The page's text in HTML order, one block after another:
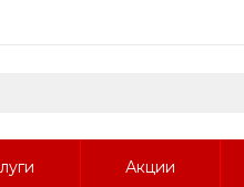
Акции